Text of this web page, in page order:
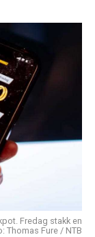
Fredag stakk en
Thomas Fure / NTB